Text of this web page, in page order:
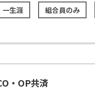
一生涯 組合員のみ
・OP共済